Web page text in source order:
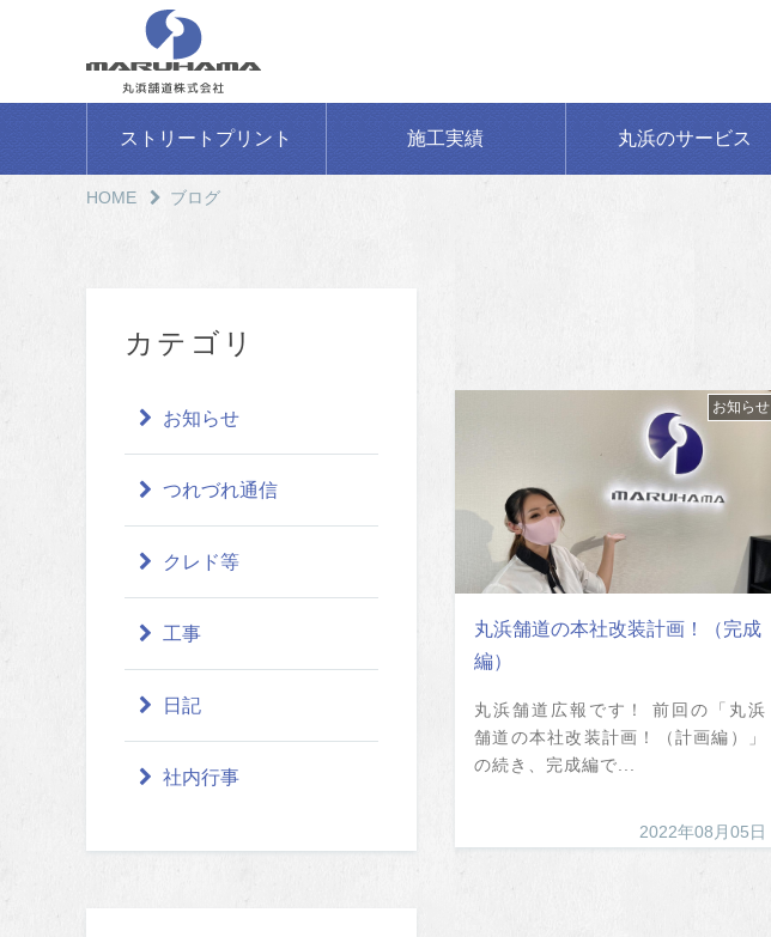
ストリートプリント 施工実績 丸浜のサービス
HOME ブログ
丸浜舗道の本社改装計画！（完成
編）
お知らせ
丸浜舗道広報です！ 前回の「丸浜
舗道の本社改装計画！（計画編）」
の続き、完成編で...
2022年08月05日
カテゴリ
お知らせ
つれづれ通信
クレド等
工事
日記
社内行事